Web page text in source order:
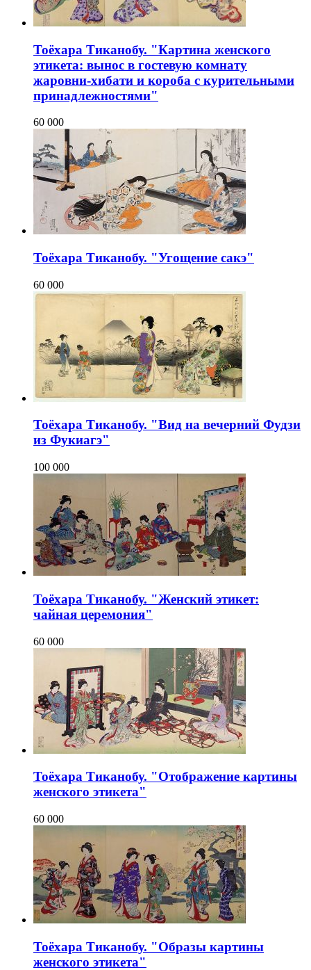
Тоёхара Тиканобу. "Картина женского
этикета: вынос в гостевую комнату
жаровни-хибати и короба с курительными
принадлежностями"
60 000
Тоёхара Тиканобу. "Угощение сакэ"
60 000
Тоёхара Тиканобу. "Вид на вечерний Фудзи
из Фукиагэ"
100 000
Тоёхара Тиканобу. "Женский этикет:
чайная церемония"
60 000
Тоёхара Тиканобу. "Отображение картины
женского этикета"
60 000
Тоёхара Тиканобу. "Образы картины
женского этикета"